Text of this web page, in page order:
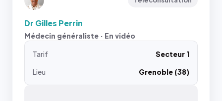
Dr Gilles Perrin
Médecin généraliste · En vidéo
Tarif
Secteur 1
Lieu
Grenoble (38)